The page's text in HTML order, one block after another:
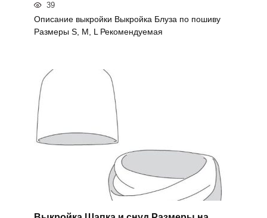
39
Описание выкройки Выкройка Блуза по пошиву
Размеры S, M, L Рекомендуемая